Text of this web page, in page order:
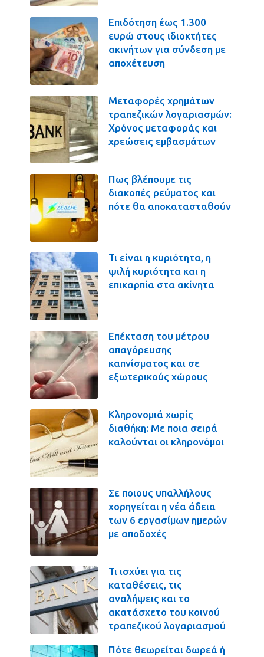
Επιδότηση έως 1.300
ευρώ στους ιδιοκτήτες
ακινήτων για σύνδεση με
αποχέτευση
Μεταφορές χρημάτων
τραπεζικών λογαριασμών:
Χρόνος μεταφοράς και
χρεώσεις εμβασμάτων
Πως βλέπουμε τις
διακοπές ρεύματος και
πότε θα αποκατασταθούν
Τι είναι η κυριότητα, η
ψιλή κυριότητα και η
επικαρπία στα ακίνητα
Επέκταση του μέτρου
απαγόρευσης
καπνίσματος και σε
εξωτερικούς χώρους
Κληρονομιά χωρίς
διαθήκη: Με ποια σειρά
καλούνται οι κληρονόμοι
Σε ποιους υπαλλήλους
χορηγείται η νέα άδεια
των 6 εργασίμων ημερών
με αποδοχές
Τι ισχύει για τις
καταθέσεις, τις
αναλήψεις και το
ακατάσχετο του κοινού
τραπεζικού λογαριασμού
Πότε θεωρείται δωρεά ή